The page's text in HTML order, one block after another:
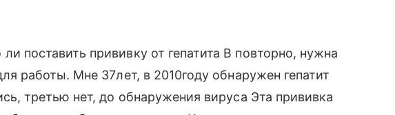
поставить прививку от гепатита В повторно, нужна
работы. Мне 37лет, в 2010году обнаружен гепатит
третью нет, до обнаружения вируса Эта прививка